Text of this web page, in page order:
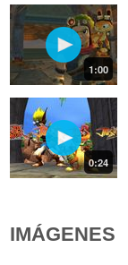
1:00
0:24
IMÁGENES